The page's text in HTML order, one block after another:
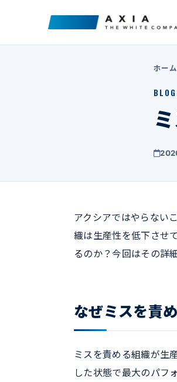
ホーム
BLOG
アクシアではやらない
織は生産性を低下させ
るのか？今回はその詳
なぜミスを責
ミスを責める組織が生
した状態で最大のパフ